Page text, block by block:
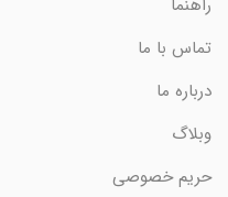
راهنما
تماس با ما
درباره ما
وبلاگ
حریم خصوصی